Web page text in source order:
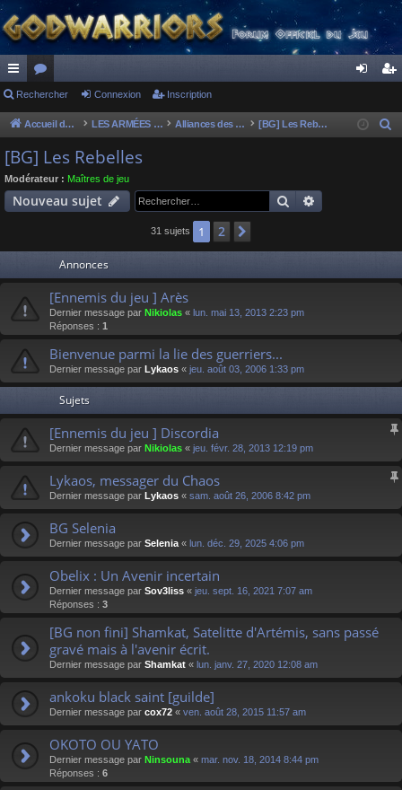
ac
co
ur
ci
or
u
m
s
ne cri
Rechercher Connexion Inscription
Accueil du forum LES ARMÉES DIVINES - FORUMS DE CLAN Alliances des clans [BG] Les Rebelles
e
[BG] Les Rebelles
Modérateur : Maîtres de jeu
Nouveau sujet Rechercher
31 sujets 1 2
Annonces
[Ennemis du jeu ] Arès
Dernier message par Nikiolas « lun. mai 13, 2013 2:23 pm
Réponses : 1
Bienvenue parmi la lie des guerriers...
Dernier message par Lykaos « jeu. août 03, 2006 1:33 pm
Sujets
[Ennemis du jeu ] Discordia
Dernier message par Nikiolas « jeu. févr. 28, 2013 12:19 pm
Lykaos, messager du Chaos
Dernier message par Lykaos « sam. août 26, 2006 8:42 pm
BG Selenia
Dernier message par Selenia « lun. déc. 29, 2025 4:06 pm
Obelix : Un Avenir incertain
Dernier message par Sov3liss « jeu. sept. 16, 2021 7:07 am
Réponses : 3
[BG non fini] Shamkat, Satelitte d'Artémis, sans passé
gravé mais à l'avenir écrit.
Dernier message par Shamkat « lun. janv. 27, 2020 12:08 am
ankoku black saint [guilde]
Dernier message par cox72 « ven. août 28, 2015 11:57 am
OKOTO OU YATO
Dernier message par Ninsouna « mar. nov. 18, 2014 8:44 pm
Réponses : 6